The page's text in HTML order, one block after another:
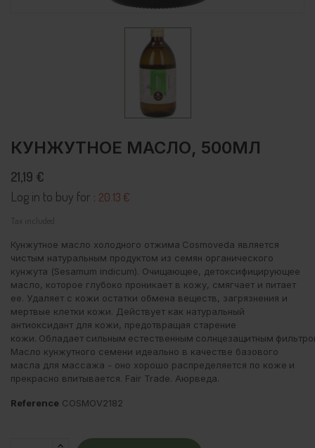
КУНЖУТНОЕ МАСЛО, 500МЛ
21,19 €
Log in to buy for : 20.13 €
Tax included
Кунжутное масло холодного отжима Cosmoveda является
чистым натуральным продуктом из семян органического
кунжута (Sesamum indicum). Очищающее, детоксифицирующее
масло, которое глубоко проникает в кожу, смягчает и питает
ее. Удаляет с кожи остатки обмена веществ, загрязнения и
мертвые клетки кожи. Действует как натуральный
антиоксидант для кожи, предотвращая старение
кожи. Обладает сильным естественным солнцезащитным
Масло кунжутного семени идеально в качестве базового
масла для массажа - оно хорошо распределяется по коже и
прекрасно впитывается. Fair Trade. Аюрведа.
Reference COSMOV2182